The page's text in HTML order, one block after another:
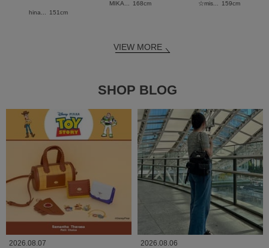
hina... 151cm
MIKA... 168cm ☆mis... 159cm
VIEW MORE
SHOP BLOG
2026.08.07
2026.08.06